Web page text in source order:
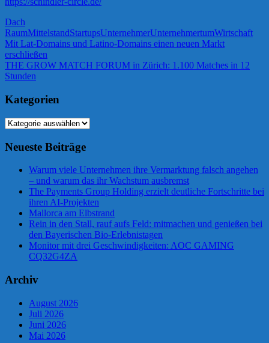
Dach
RaumMittelstandStartupsUnternehmerUnternehmertumWirtschaft
Beitragsnavigation
Vorheriger
Beitrag:
Mit Lat-Domains und Latino-Domains einen neuen Markt
erschließen
Nächster
Beitrag:
THE GROW MATCH FORUM in Zürich: 1.100 Matches in 12
Stunden
Kategorien
Kategorien
Neueste Beiträge
Warum viele Unternehmen ihre Vermarktung falsch angehen
– und warum das ihr Wachstum ausbremst
The Payments Group Holding erzielt deutliche Fortschritte bei
ihren AI-Projekten
Mallorca am Elbstrand
Rein in den Stall, rauf aufs Feld: mitmachen und genießen bei
den Bayerischen Bio-Erlebnistagen
Monitor mit drei Geschwindigkeiten: AOC GAMING
CQ32G4ZA
Archiv
August 2026
Juli 2026
Juni 2026
Mai 2026